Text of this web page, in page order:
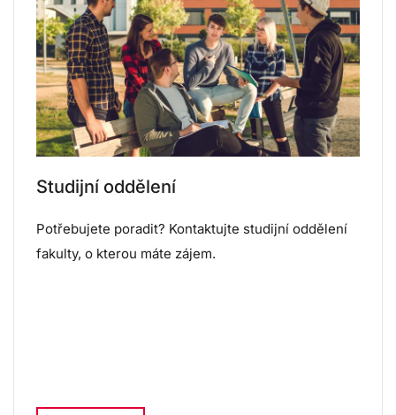
Studijní oddělení
Potřebujete poradit? Kontaktujte studijní oddělení
fakulty, o kterou máte zájem.